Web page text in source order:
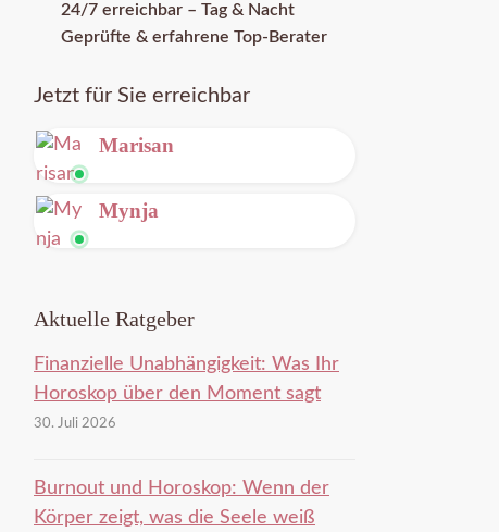
24/7 erreichbar – Tag & Nacht
Geprüfte & erfahrene Top-Berater
Jetzt für Sie erreichbar
Leitung
Marisan
Mynja
Aktuelle Ratgeber
Finanzielle Unabhängigkeit: Was Ihr
Horoskop über den Moment sagt
30. Juli 2026
Burnout und Horoskop: Wenn der
Körper zeigt, was die Seele weiß